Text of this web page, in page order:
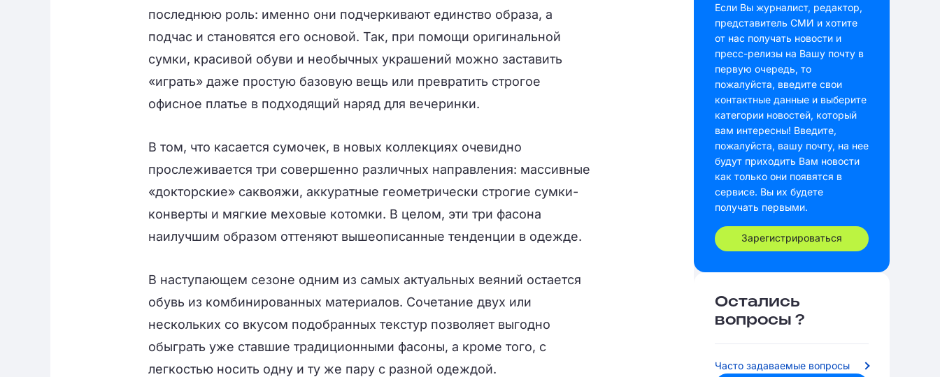
последнюю роль: именно они подчеркивают единство образа, а
подчас и становятся его основой. Так, при помощи оригинальной
сумки, красивой обуви и необычных украшений можно заставить
«играть» даже простую базовую вещь или превратить строгое
офисное платье в подходящий наряд для вечеринки.
В том, что касается сумочек, в новых коллекциях очевидно
прослеживается три совершенно различных направления: массивные
«докторские» саквояжи, аккуратные геометрически строгие сумки-
конверты и мягкие меховые котомки. В целом, эти три фасона
наилучшим образом оттеняют вышеописанные тенденции в одежде.
В наступающем сезоне одним из самых актуальных веяний остается
обувь из комбинированных материалов. Сочетание двух или
нескольких со вкусом подобранных текстур позволяет выгодно
обыграть уже ставшие традиционными фасоны, а кроме того, с
легкостью носить одну и ту же пару с разной одеждой.
Если Вы журналист, редактор,
представитель СМИ и хотите
от нас получать новости и
пресс-релизы на Вашу почту в
первую очередь, то
пожалуйста, введите свои
контактные данные и выберите
категории новостей, который
вам интересны! Введите,
пожалуйста, вашу почту, на нее
будут приходить Вам новости
как только они появятся в
сервисе. Вы их будете
получать первыми.
Зарегистрироваться
Остались
вопросы ?
Часто задаваемые вопросы